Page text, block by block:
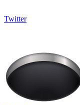
Twitter